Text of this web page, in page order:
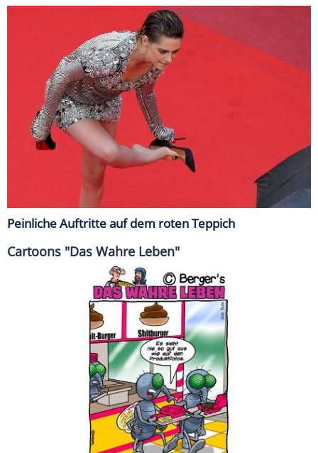
Peinliche Auftritte auf dem roten Teppich
Cartoons "Das Wahre Leben"